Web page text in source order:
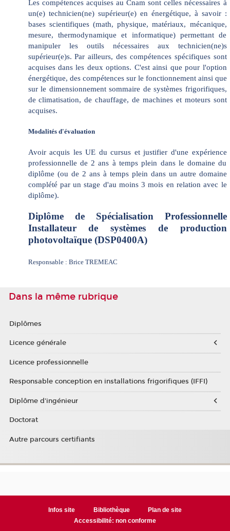
Les compétences acquises au Cnam sont celles nécessaires à
un(e) technicien(ne) supérieur(e) en énergétique, à savoir :
bases scientifiques (math, physique, matériaux, mécanique,
mesure, thermodynamique et informatique) permettant de
manipuler les outils nécessaires aux technicien(ne)s
supérieur(e)s. Par ailleurs, des compétences spécifiques sont
acquises dans les deux options. C'est ainsi que pour l'option
énergétique, des compétences sur le fonctionnement ainsi que
sur le dimensionnement sommaire de systèmes frigorifiques,
de climatisation, de chauffage, de machines et moteurs sont
acquises.
Modalités d'évaluation
Avoir acquis les UE du cursus et justifier d'une expérience
professionnelle de 2 ans à temps plein dans le domaine du
diplôme (ou de 2 ans à temps plein dans un autre domaine
complété par un stage d'au moins 3 mois en relation avec le
diplôme).
Diplôme de Spécialisation Professionnelle
Installateur de systèmes de production
photovoltaïque (DSP0400A)
Responsable : Brice TREMEAC
Dans la même rubrique
Diplômes
Licence générale
Licence professionnelle
Responsable conception en installations frigorifiques (IFFI)
Diplôme d'ingénieur
Doctorat
Autre parcours certifiants
Infos site Bibliothèque
Plan de site
Accessibilité: non conforme